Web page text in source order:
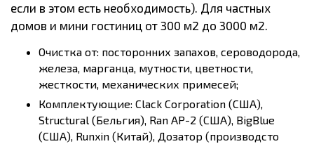
если в этом есть необходимость). Для частных
домов и мини гостиниц от 300 м2 до 3000 м2.
Очистка от: посторонних запахов, сероводорода,
железа, марганца, мутности, цветности,
жесткости, механических примесей;
Комплектующие: Clack Corporation (США),
Structural (Бельгия), Ran AP-2 (США), BigBlue
(США), Runxin (Китай), Дозатор (производсто